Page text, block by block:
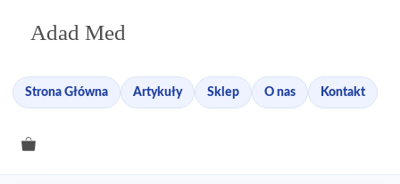
Adad Med
Strona Główna Artykuły Sklep O nas Kontakt